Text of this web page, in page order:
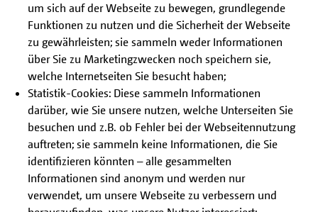
um sich auf der Webseite zu bewegen, grundlegende
Funktionen zu nutzen und die Sicherheit der Webseite
zu gewährleisten; sie sammeln weder Informationen
über Sie zu Marketingzwecken noch speichern sie,
welche Internetseiten Sie besucht haben;
Statistik-Cookies: Diese sammeln Informationen
darüber, wie Sie unsere nutzen, welche Unterseiten Sie
besuchen und z.B. ob Fehler bei der Webseitennutzung
auftreten; sie sammeln keine Informationen, die Sie
identifizieren könnten – alle gesammelten
Informationen sind anonym und werden nur
verwendet, um unsere Webseite zu verbessern und